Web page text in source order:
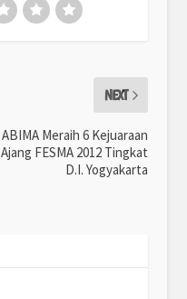
NEXT
ABIMA Meraih 6 Kejuaraan
Ajang FESMA 2012 Tingkat
D.I. Yogyakarta